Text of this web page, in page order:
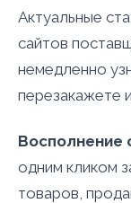
Актуальные
сайтов
немедленно
перезакажете
Восполнение
одним кликом
товаров,